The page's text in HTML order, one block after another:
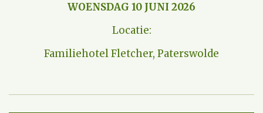
WOENSDAG 10 JUNI 2026
Locatie:
Familiehotel Fletcher, Paterswolde